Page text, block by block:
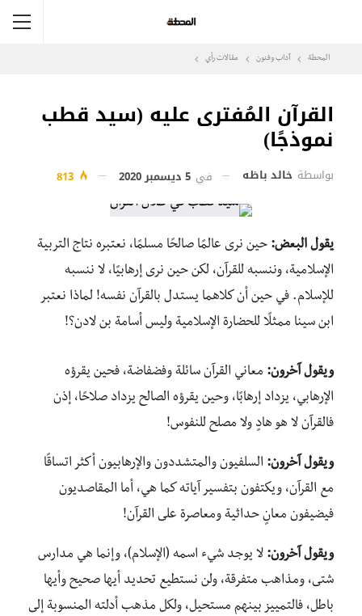
المحطة آداب وفنون مقالات رأي
القرآن المُفترى عليه (سيد قطب
نموذجًا)
بواسطة خالد باظه في 5 ديسمبر 2020
يقول البعض: حين نرى عالمًا صالحًا مسلمًا، نعتبره نتاج التربية
الإسلامية، وننسبه للقرآن، لكن حين نرى إرهابيًا، لا ننسبه
للإسلام. في حين أن كلاهما يستدل بالقرآن نفسه! لماذا نعتبر
ابن سينا ممثلًا للحضارة الإسلامية وليس أسامة بن لادن؟!
ويقول آخرون: معاني القرآن سائلة وفضفاضة، فحين يقرؤه
الإرهابي، يزداد إرهابًا، وحين يقرؤه الصالح يزداد صلاحًا، إذن
فالقرآن لا هو هادٍ ولا مصلح للنفوس!
ويقول آخرون: السلفيون والمتشددون والإرهابيون أكثر اتساقًا
مع القرآن، ويكتفون بتفسير آياته كما هي، أما المقاصديون
فيضيفون معانٍ حداثية ومعاصرة على القرآن!
ويقول آخرون: لا يوجد شيء اسمه (الإسلام)، وإنما هي مدارس
شتى، ومذاهب متفرقة، ولن نستطيع تحديد أيها صحيح وأيها
باطل، فالتمييز بينهم مستحيل، ولكل مذهب أدلته المنسوبة إلى